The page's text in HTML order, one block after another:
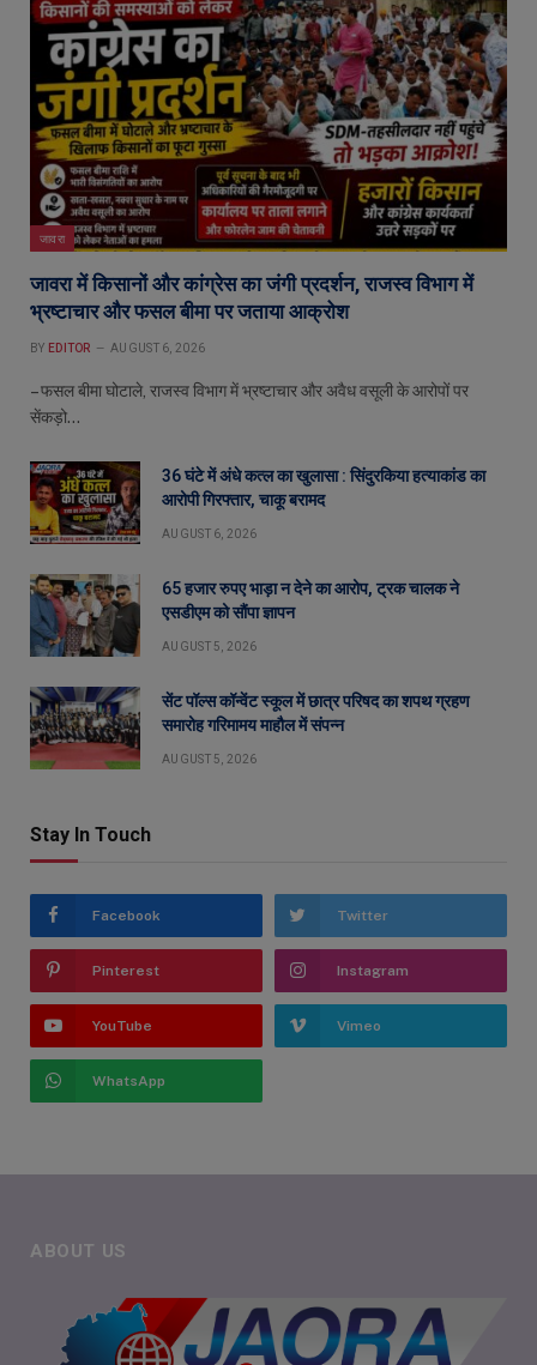
जावरा
जावरा में किसानों और कांग्रेस का जंगी प्रदर्शन, राजस्व विभाग में
भ्रष्टाचार और फसल बीमा पर जताया आक्रोश
BY EDITOR AUGUST 6, 2026
– फसल बीमा घोटाले, राजस्व विभाग में भ्रष्टाचार और अवैध वसूली के आरोपों पर
सेंकड़ो…
36 घंटे में अंधे कत्ल का खुलासा : सिंदुरकिया हत्याकांड का
आरोपी गिरफ्तार, चाकू बरामद
AUGUST 6, 2026
65 हजार रुपए भाड़ा न देने का आरोप, ट्रक चालक ने
एसडीएम को सौंपा ज्ञापन
AUGUST 5, 2026
सेंट पॉल्स कॉन्वेंट स्कूल में छात्र परिषद का शपथ ग्रहण
समारोह गरिमामय माहौल में संपन्न
AUGUST 5, 2026
Stay In Touch
Facebook Twitter
Pinterest Instagram
YouTube Vimeo
WhatsApp
ABOUT US